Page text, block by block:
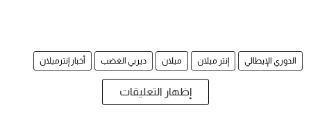
الدوري الإيطالي إنتر ميلان ميلان ديربي الغضب أخبار إنترميلان
إظهار التعليقات